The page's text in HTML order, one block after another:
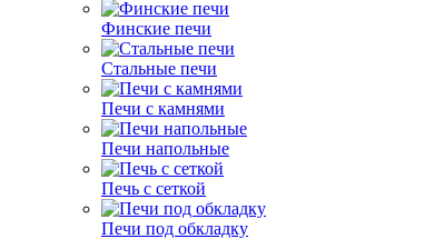
Финские печи
Стальные печи
Печи с камнями
Печи напольные
Печь с сеткой
Печи под обкладку